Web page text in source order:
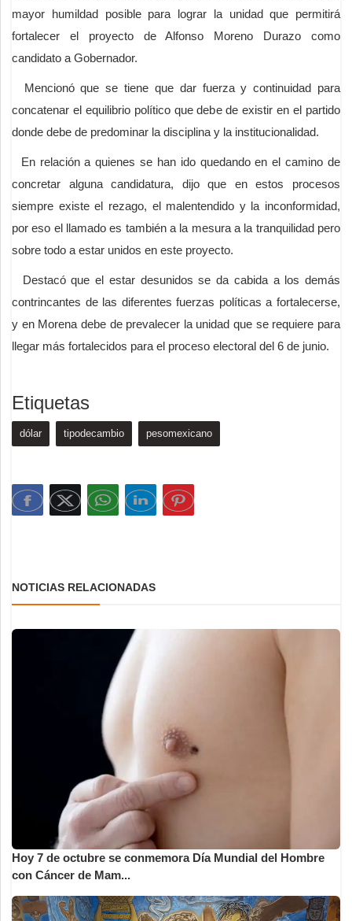
mayor humildad posible para lograr la unidad que permitirá
fortalecer el proyecto de Alfonso Moreno Durazo como
candidato a Gobernador.
Mencionó que se tiene que dar fuerza y continuidad para
concatenar el equilibrio político que debe de existir en el partido
donde debe de predominar la disciplina y la institucionalidad.
En relación a quienes se han ido quedando en el camino de
concretar alguna candidatura, dijo que en estos procesos
siempre existe el rezago, el malentendido y la inconformidad,
por eso el llamado es también a la mesura a la tranquilidad pero
sobre todo a estar unidos en este proyecto.
Destacó que el estar desunidos se da cabida a los demás
contrincantes de las diferentes fuerzas políticas a fortalecerse,
y en Morena debe de prevalecer la unidad que se requiere para
llegar más fortalecidos para el proceso electoral del 6 de junio.
Etiquetas
dólar tipodecambio pesomexicano
NOTICIAS RELACIONADAS
Hoy 7 de octubre se conmemora Día Mundial del Hombre
con Cáncer de Mam...